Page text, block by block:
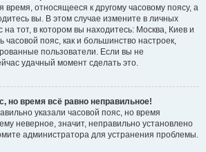
время, относящееся к другому часовому поясу, а
вы. В этом случае измените в личных
на тот, в котором вы находитесь: Москва, Киев и
часовой пояс, как и большинство настроек,
пользователи. Если вы не
удачный момент сделать это.
но время всё равно неправильное!
указали часовой пояс, но время
неверное, значит, неправильно установлено
администратора для устранения проблемы.